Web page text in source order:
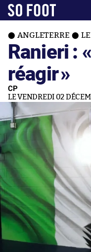
ANGLETERRE
Ranieri : «
réagir»
CP
LE VENDREDI 02